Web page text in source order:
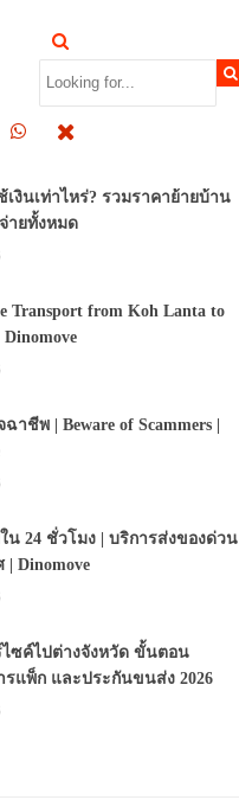
เงินเท่าไหร่? รวมราคาย้ายบ้าน
ายทั้งหมด
Transport from Koh Lanta to
Dinomove
าชีพ | Beware of Scammers |
น 24 ชั่วโมง | บริการส่งของด่วน
| Dinomove
ไซค์ไปต่างจังหวัด ขั้นตอน
รแพ็ก และประกันขนส่ง 2026